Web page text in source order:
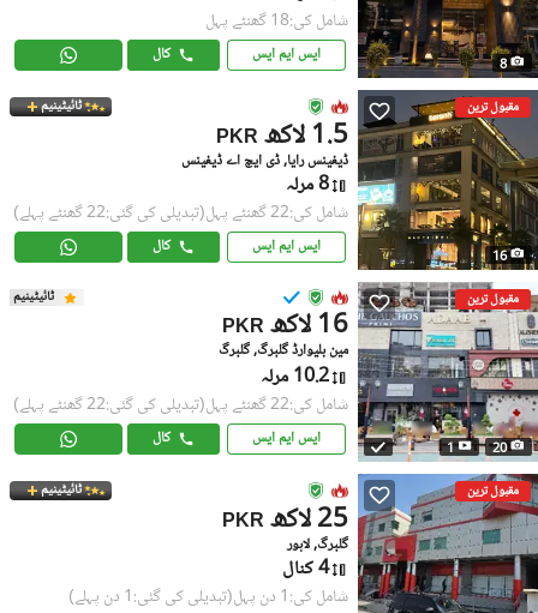
8
شامل کی:18 گھنٹے پہل
ایس ایم ایس کال
مقبول ترین
16
ٹائیٹینیم
PKR 1.5 لاکھ
ڈیفینس رایا, ڈی ایچ اے ڈیفینس
8 مرلہ
شامل کی:22 گھنٹے پہل (تبدیلی کی گئی:22 گھنٹے پہلے)
ایس ایم ایس کال
مقبول ترین
20
1
ٹائیٹینیم
PKR 16 لاکھ
مین بلیوارڈ گلبرگ, گلبرگ
10.2 مرلہ
شامل کی:22 گھنٹے پہل (تبدیلی کی گئی:22 گھنٹے پہلے)
ایس ایم ایس کال
مقبول ترین ٹائیٹینیم
PKR 25 لاکھ
گلبرگ, لاہور
4 کنال
شامل کی:1 دن پہل (تبدیلی کی گئی:1 دن پہلے)